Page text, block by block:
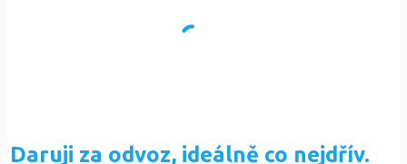
Daruji za odvoz, ideálně co nejdřív.